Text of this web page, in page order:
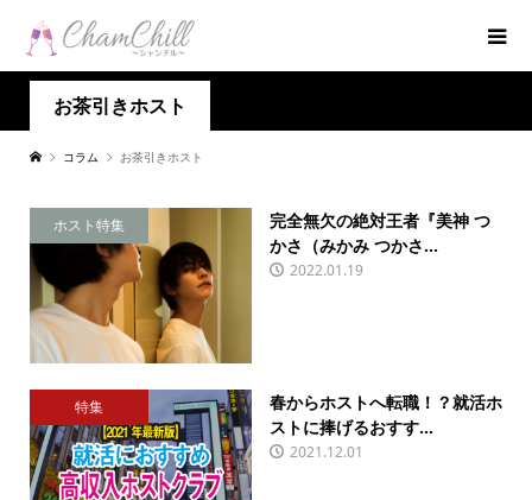
お茶引きホスト
コラム お茶引きホスト
ホスト特集
完全無欠の絶対王者『美神 つ
かさ（みかみ つかさ...
2022.01.19
特集
春からホストへ転職！？就活ホ
ストに捧げるおすす...
2021.12.01